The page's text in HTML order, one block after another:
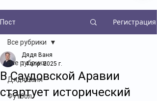
Пост Регистрация
Все рубрики
Дядя Ваня
Футбол
Все рубрики
В Саудовской Аравии
стартует исторический
Дядя Ваня
14 апр. 2025 г.